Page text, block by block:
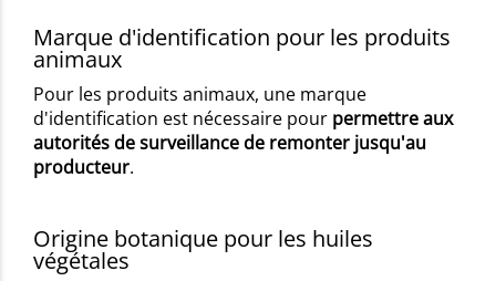
Marque d'identification pour les produits
animaux
Pour les produits animaux, une marque
d'identification est nécessaire pour permettre aux
autorités de surveillance de remonter jusqu'au
producteur.
Origine botanique pour les huiles
végétales